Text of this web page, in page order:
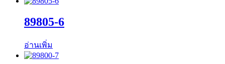
89805-6
อ่านเพิ่ม